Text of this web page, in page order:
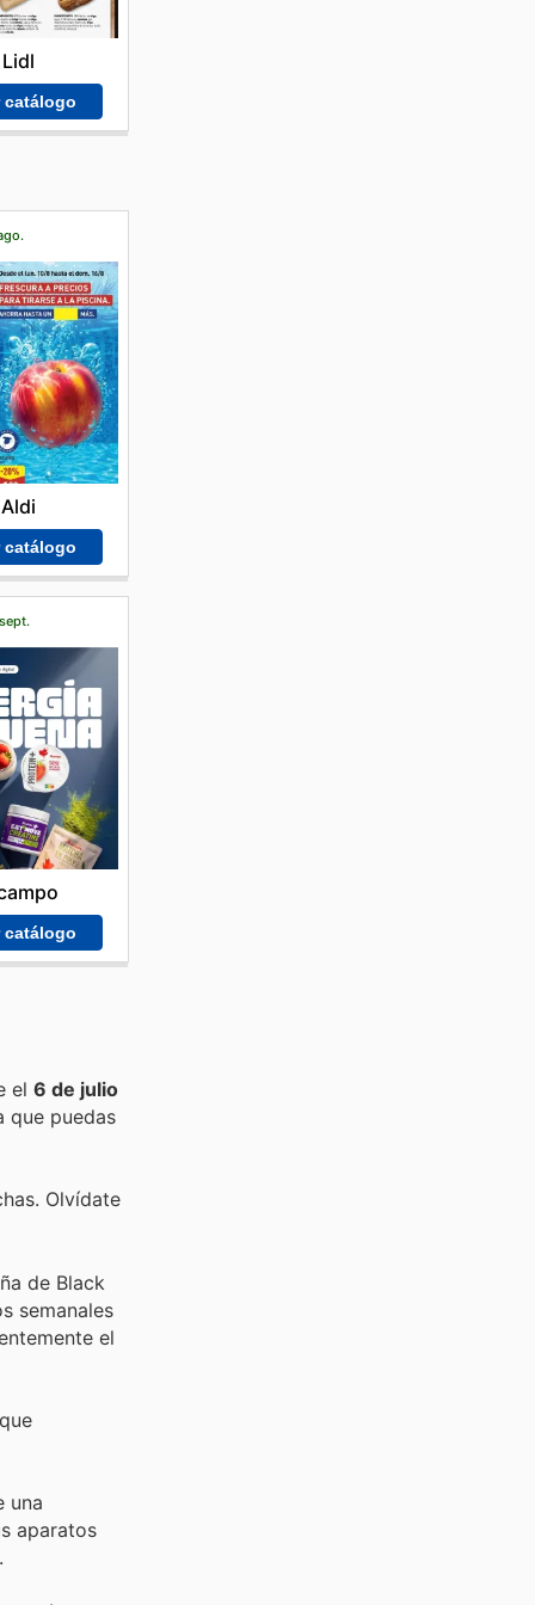
Lidl
catálogo
Aldi
catálogo
catálogo
el 6 de julio
que puedas
Olvídate
de Black
semanales
el
una
aparatos